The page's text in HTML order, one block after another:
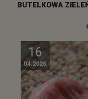
BUTELKOWA
16
04.2026